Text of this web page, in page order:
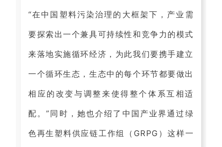
“在中国塑料污染治理的大框架下，产业需
要探索出一个兼具可持续性和竞争力的模式
来落地实施循环经济，为此我们要携手建立
一个循环生态，生态中的每个环节都要做出
相应的改变与调整来使得整个体系互相适
配。”同时，她也介绍了中国产业界通过绿
色再生塑料供应链工作组（GRPG）这样一